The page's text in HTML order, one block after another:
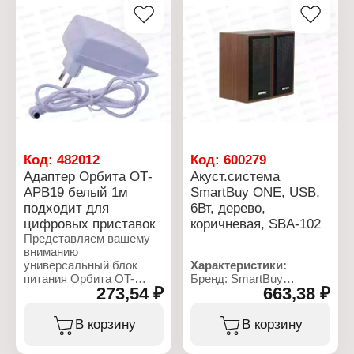
Встроенный микрофон:
Упаковка: в коробке
подключения: Lightning 8-
Скорость передачи
данных: 480 Мбит/с
Максимальный объем
памяти карт: до 2 Тб
Материал: алюминиевый
сплав, ТРЕ
Совместимость: iOS 13 и
выше
Упаковка: в коробке
Код: 482012
Адаптер Орбита ОТ-
АРB19 белый 1м
подходит для
цифровых приставок
Представляем вашему
вниманию
универсальный блок
питания Орбита OT-
APB19 мощностью 5В
практичное решение для
питания различных
273,54 ₽
В корзину
Код:600279
Акуст.система
SmartBuy ONE, USB,
6Вт, дерево,
коричневая, SBA-102
Характеристики:
Бренд: SmartBuy
Артикул: SBA-102
Акустическая система
Модель: "One"
663,38 ₽
В корзину